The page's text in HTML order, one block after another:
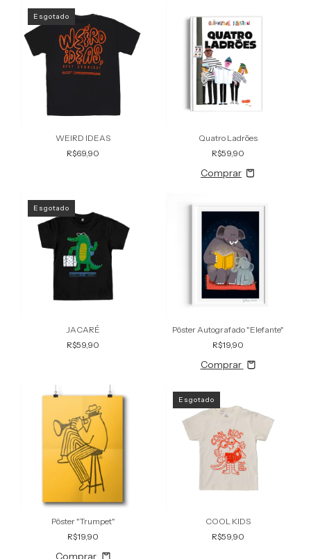
Esgotado
WEIRD IDEAS
R$69,90
Quatro Ladrões
R$59,90
Esgotado
JACARÉ
R$59,90
Pôster Autografado "Elefante"
R$19,90
Comprar
Pôster "Trumpet"
R$19,90
Comprar
Esgotado
COOL KIDS
R$59,90